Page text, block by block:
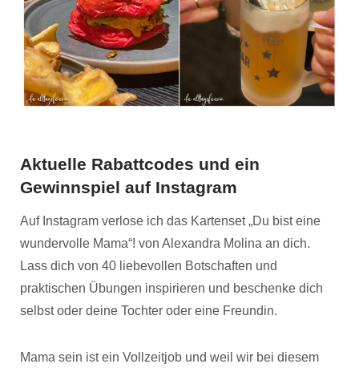
Aktuelle Rabattcodes und ein
Gewinnspiel auf Instagram
Auf Instagram verlose ich das Kartenset „Du bist eine
wundervolle Mama“! von Alexandra Molina an dich.
Lass dich von 40 liebevollen Botschaften und
praktischen Übungen inspirieren und beschenke dich
selbst oder deine Tochter oder eine Freundin.
Mama sein ist ein Vollzeitjob und weil wir bei diesem